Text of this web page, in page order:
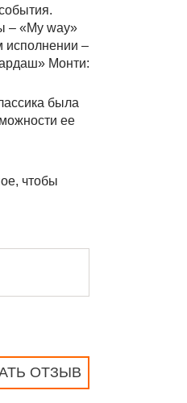
– «My way»
исполнении –
Монти:
была
ее
чтобы
ОТЗЫВ